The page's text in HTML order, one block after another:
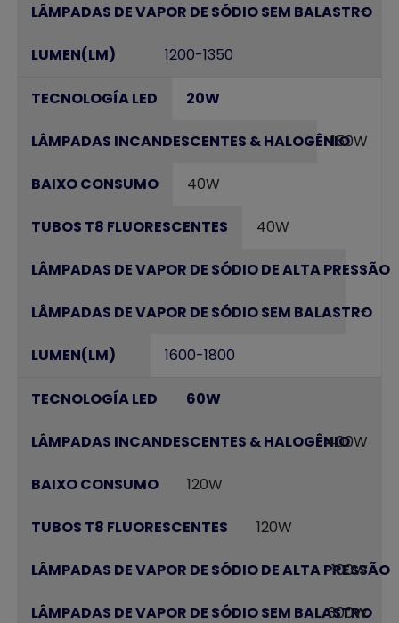
-
1200-1350
20W
150W
40W
40W
-
-
1600-1800
60W
400W
120W
120W
100W
300W